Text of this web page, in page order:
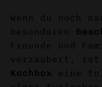
Wenn du noch
besonderen
Freunde und
verzaubert, ist
Kochbox eine